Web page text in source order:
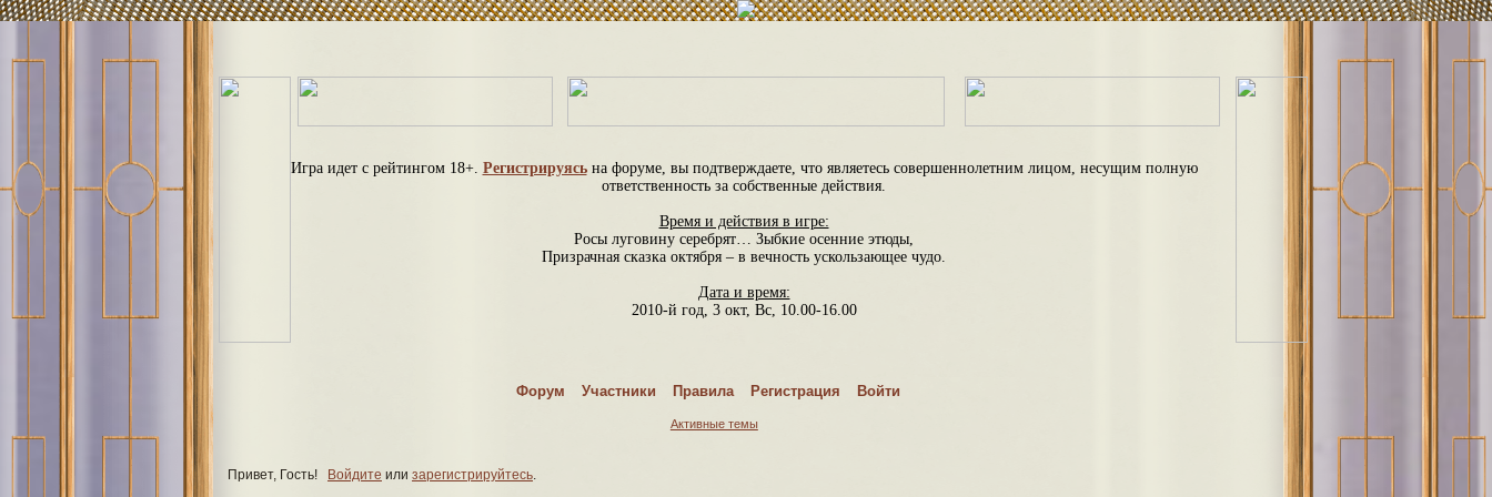
Форум Участники Правила Регистрация Войти
Активные темы
Игра идет с рейтингом 18+. Регистрируясьна форуме, вы подтверждаете, что являетесь совершеннолетним лицом, несущим полную
ответственность за собственные действия.
Время и действия в игре:
Росы луговину серебрят… Зыбкие осенние этюды,
Призрачная сказка октября – в вечность ускользающее чудо.
Дата и время:
2010-й год, 3 окт, Вс, 10.00-16.00
Привет, Гость! Войдите или зарегистрируйтесь